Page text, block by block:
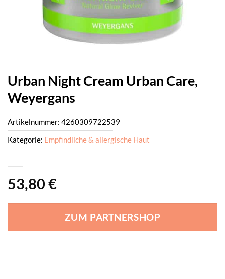
Urban Night Cream Urban Care,
Weyergans
53,80 €
ZUM PARTNERSHOP
Artikelnummer: 4260309722539
Kategorie: Empfindliche & allergische Haut